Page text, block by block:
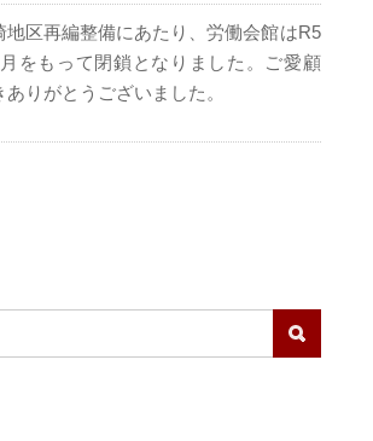
地区再編整備にあたり、労働会館はR5
をもって閉鎖となりました。ご愛顧
ありがとうございました。